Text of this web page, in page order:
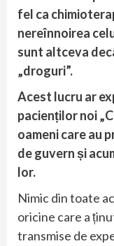
fel ca
nereînnoirea
sunt altceva
„droguri”.
Acest lucru ar
pacienților noi
oameni care au
de guvern și
lor.
Nimic din toate
oricine care a
transmise de